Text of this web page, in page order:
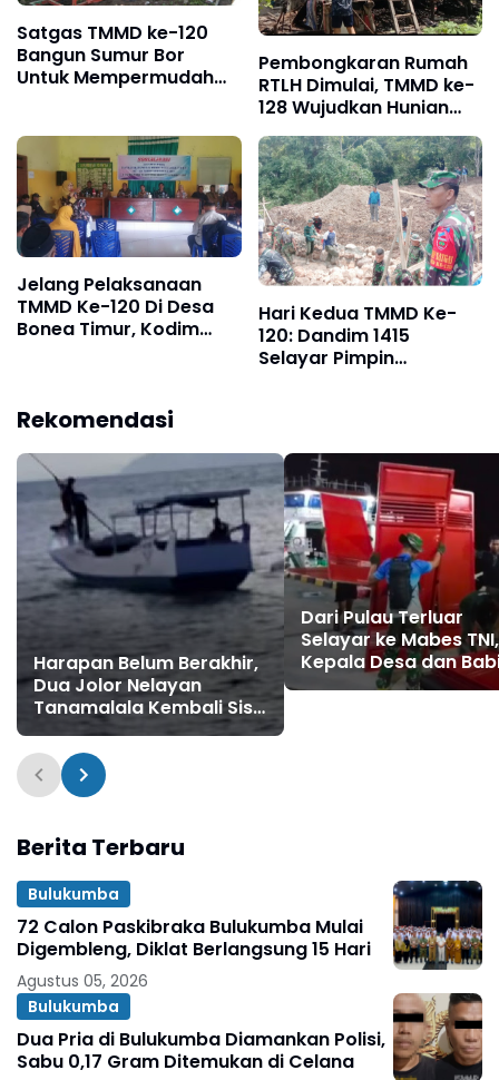
Satgas TMMD ke-120
Bangun Sumur Bor
Untuk Mempermudah
Pembongkaran Rumah
RTLH Dimulai, TMMD ke-
128 Wujudkan Hunian
Layak di Kahu–Kahu
Jelang Pelaksanaan
TMMD Ke-120 Di Desa
Bonea Timur, Kodim
Hari Kedua TMMD Ke-
120: Dandim 1415
Selayar Pimpin
Rekomendasi
Harapan Belum Berakhir,
Dua Jolor Nelayan
Tanamalala Kembali Sisir
Laut Cari Korban KLM
Nurul Salsa
Dari Pulau Terluar
Selayar ke Mabes TNI,
Kepala Desa dan
Ma'minasa Tuai
Berita Terbaru
Bulukumba
72 Calon Paskibraka Bulukumba Mulai
Digembleng, Diklat Berlangsung 15 Hari
Agustus 05, 2026
Bulukumba
Dua Pria di Bulukumba Diamankan Polisi,
Sabu 0,17 Gram Ditemukan di Celana